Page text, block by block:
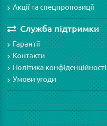
Акції та спецпропозиції
Служба підтримки
Гарантії
Контакти
Політика конфіденційності
Умови угоди